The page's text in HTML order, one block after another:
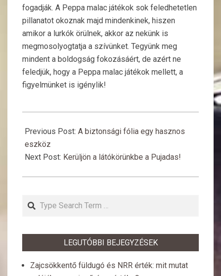
fogadják. A Peppa malac játékok sok feledhetetlen
pillanatot okoznak majd mindenkinek, hiszen
amikor a lurkók örülnek, akkor az nekünk is
megmosolyogtatja a szívünket. Tegyünk meg
mindent a boldogság fokozásáért, de azért ne
feledjük, hogy a Peppa malac játékok mellett, a
figyelmünket is igénylik!
12-
27
Previous Post: A biztonsági fólia egy hasznos
eszköz
Next Post: Kerüljön a látókörünkbe a Pujadas!
Search
LEGUTÓBBI BEJEGYZÉSEK
Zajcsökkentő füldugó és NRR érték: mit mutat